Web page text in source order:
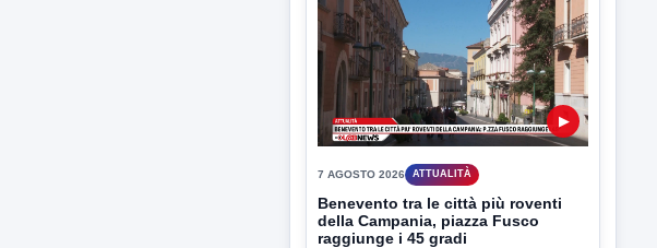
Avellino Calcio, per quanto riguarda il
terzino Simone Cinquegrano si...
▶